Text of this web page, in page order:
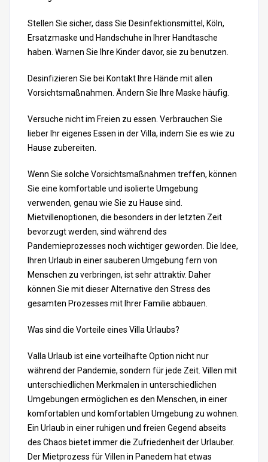
Stellen Sie sicher, dass Sie Desinfektionsmittel, Köln,
Ersatzmaske und Handschuhe in Ihrer Handtasche
haben. Warnen Sie Ihre Kinder davor, sie zu benutzen.
Desinfizieren Sie bei Kontakt Ihre Hände mit allen
Vorsichtsmaßnahmen. Ändern Sie Ihre Maske häufig.
Versuche nicht im Freien zu essen. Verbrauchen Sie
lieber Ihr eigenes Essen in der Villa, indem Sie es wie zu
Hause zubereiten.
Wenn Sie solche Vorsichtsmaßnahmen treffen, können
Sie eine komfortable und isolierte Umgebung
verwenden, genau wie Sie zu Hause sind.
Mietvillenoptionen, die besonders in der letzten Zeit
bevorzugt werden, sind während des
Pandemieprozesses noch wichtiger geworden. Die Idee,
Ihren Urlaub in einer sauberen Umgebung fern von
Menschen zu verbringen, ist sehr attraktiv. Daher
können Sie mit dieser Alternative den Stress des
gesamten Prozesses mit Ihrer Familie abbauen.
Was sind die Vorteile eines Villa Urlaubs?
Valla Urlaub ist eine vorteilhafte Option nicht nur
während der Pandemie, sondern für jede Zeit. Villen mit
unterschiedlichen Merkmalen in unterschiedlichen
Umgebungen ermöglichen es den Menschen, in einer
komfortablen und komfortablen Umgebung zu wohnen.
Ein Urlaub in einer ruhigen und freien Gegend abseits
des Chaos bietet immer die Zufriedenheit der Urlauber.
Der Mietprozess für Villen in Panedem hat etwas